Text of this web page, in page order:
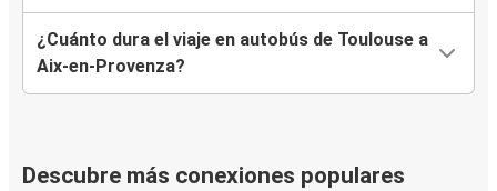
¿Cuánto dura el viaje en autobús de Toulouse a
Aix-en-Provenza?
Descubre más conexiones populares